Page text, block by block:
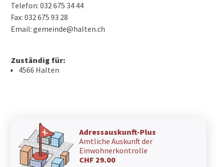
Telefon: 032 675 34 44
Fax: 032 675 93 28
Email: gemeinde@halten.ch
Zuständig für:
4566 Halten
Adressauskunft-Plus
Amtliche Auskunft der
Einwohnerkontrolle
CHF 29.00